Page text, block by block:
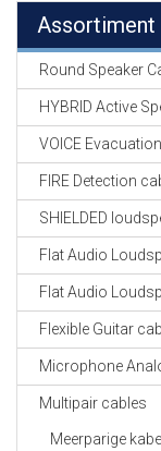
Assortiment
Round Speaker
HYBRID Active
VOICE
FIRE Detection
SHIELDED
Flat Audio
Flat Audio
Flexible Guitar
Microphone
Multipair cables
Meerparige